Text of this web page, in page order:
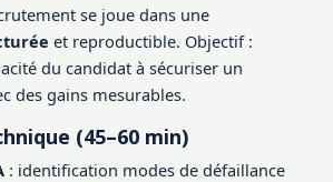
se joue dans une
et reproductible. Objectif :
du candidat à sécuriser un
des gains mesurables.
(45–60 min)
: identification modes de défaillance